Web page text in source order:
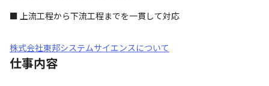
■ 上流工程から下流工程までを一貫して対応
株式会社東邦システムサイエンスについて
仕事内容